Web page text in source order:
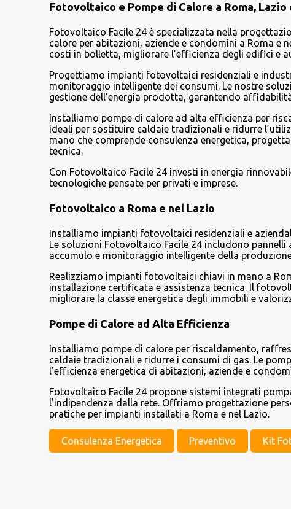
n
t
i
Fotovoltaico e Pompe di Calore a Roma,
Fotovoltaico Facile 24 è specializzata nella
calore per abitazioni, aziende e condomìni a Roma e
costi in bolletta, migliorare l’efficienza degli edifici e
Progettiamo impianti fotovoltaici residenziali e
monitoraggio intelligente dei consumi. Le nostre
gestione dell’energia prodotta, garantendo
Installiamo pompe di calore ad alta efficienza per
ideali per sostituire caldaie tradizionali e ridurre
mano che comprende consulenza energetica,
tecnica.
Con Fotovoltaico Facile 24 investi in energia
tecnologiche pensate per privati e imprese.
Fotovoltaico a Roma e nel Lazio
Installiamo impianti fotovoltaici residenziali e
Le soluzioni Fotovoltaico Facile 24 includono
accumulo e monitoraggio intelligente della
Realizziamo impianti fotovoltaici chiavi in mano a
installazione certificata e assistenza tecnica. Il
migliorare la classe energetica degli immobili e
Pompe di Calore ad Alta Efficienza
Installiamo pompe di calore per riscaldamento,
caldaie tradizionali e ridurre i consumi di gas. Le
l’efficienza energetica di abitazioni, aziende e
Fotovoltaico Facile 24 propone sistemi integrati
l’indipendenza dalla rete. Offriamo progettazione
pratiche per impianti installati a Roma e nel Lazio.
Consulenza Energetica Preventivo Kit